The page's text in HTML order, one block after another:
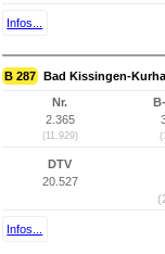
Infos...
B 287 Bad Kissingen-
Nr.
2.365
(11.929)
DTV
20.527
Infos...